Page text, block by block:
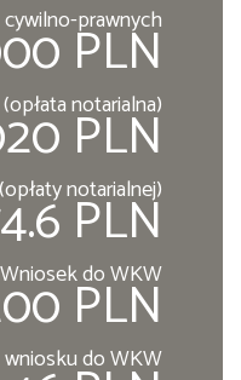
prawnych
PLN
notarialna)
PLN
notarialnej)
PLN
Wniosek do WKW
PLN
do WKW